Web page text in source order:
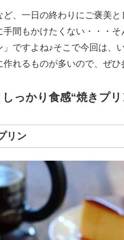
ど、一日の終わりにご褒美
間もかけたくない・・・
」ですよね♪そこで今回は、
作れるものが多いので、ぜ
っかり食感“焼きプリ
リン